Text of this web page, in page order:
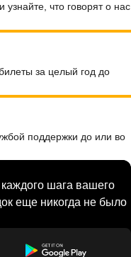
и узнайте, что говорят о нас
за целый год до
поддержки до или во
шага вашего
еще никогда не было